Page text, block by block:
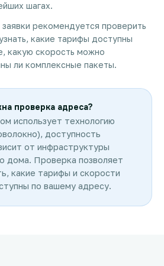
шагах.
рекомендуется проверить
какие тарифы доступны
какую скорость можно
ли комплексные пакеты.
проверка адреса?
использует технологию
доступность
от инфраструктуры
дома. Проверка позволяет
какие тарифы и скорости
по вашему адресу.